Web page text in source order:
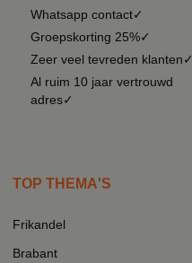
Whatsapp contact✓
Groepskorting 25%✓
Zeer veel tevreden klanten✓
Al ruim 10 jaar vertrouwd
adres✓
TOP THEMA'S
Frikandel
Brabant